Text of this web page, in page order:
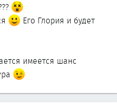
Его Глория и будет
имеется шанс